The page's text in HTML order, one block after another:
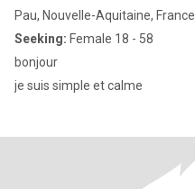
Pau, Nouvelle-Aquitaine, France
Seeking: Female 18 - 58
bonjour
je suis simple et calme